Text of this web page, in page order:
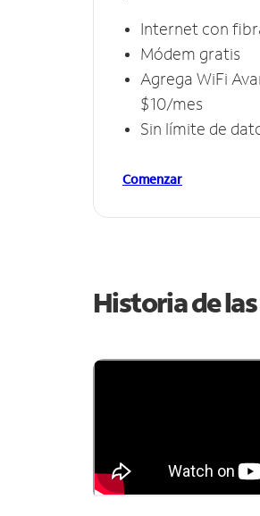
Internet con
Módem gratis
Agrega WiFi
$10/mes
Sin límite de
Comenzar
Historia de